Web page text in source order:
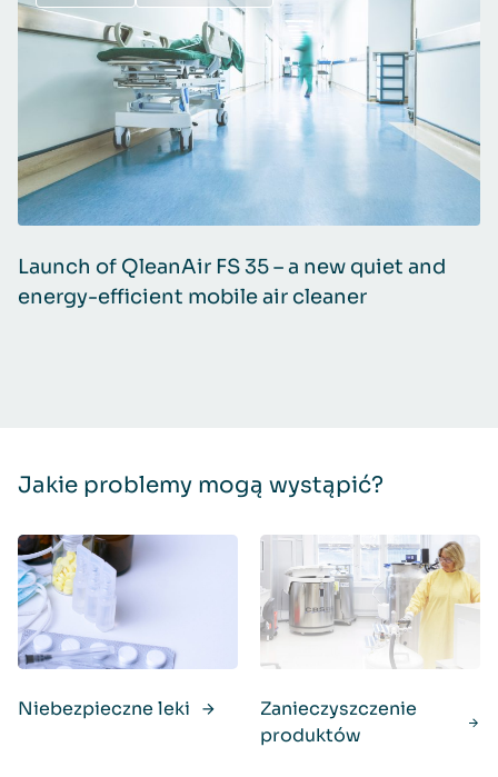
Launch of QleanAir FS 35 – a new quiet and
energy-efficient mobile air cleaner
Jakie problemy mogą wystąpić?
Niebezpieczne leki
Zanieczyszczenie
produktów